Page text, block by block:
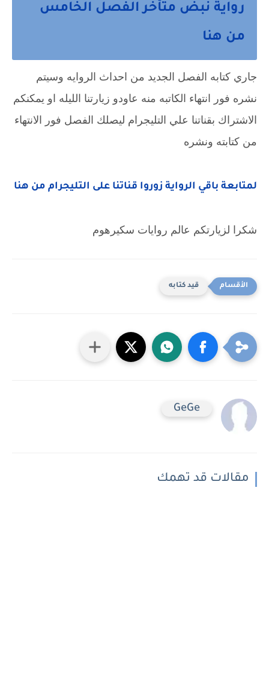
رواية نبض متأخر الفصل الخامس
من هنا
جاري كتابه الفصل الجديد من احداث الروايه وسيتم
نشره فور انتهاء الكاتبه منه عاودو زيارتنا الليله او يمكنكم
الاشتراك بقناتنا علي التليجرام ليصلك الفصل فور الانتهاء
من كتابته ونشره
لمتابعة باقي الرواية زوروا قناتنا على التليجرام من هنا
شكرا لزيارتكم عالم روايات سكيرهوم
قيد كتابه
GeGe
مقالات قد تهمك